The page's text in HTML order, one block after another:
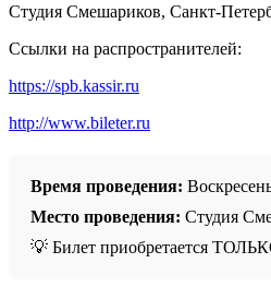
Студия Смешариков, Санкт-
Ссылки на распространителей:
https://spb.kassir.ru
http://www.bileter.ru
Время проведения:
Место проведения: Студия
💡 Билет приобретается